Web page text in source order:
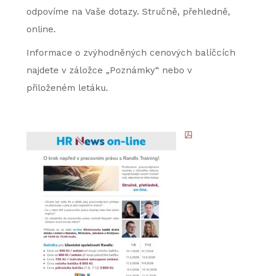
odpovíme na Vaše dotazy. Stručně, přehledně,
online.
Informace o zvýhodněných cenových balíčcích
najdete v záložce „Poznámky“ nebo v
přiloženém letáku.